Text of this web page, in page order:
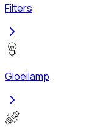
Filters
Gloeilamp